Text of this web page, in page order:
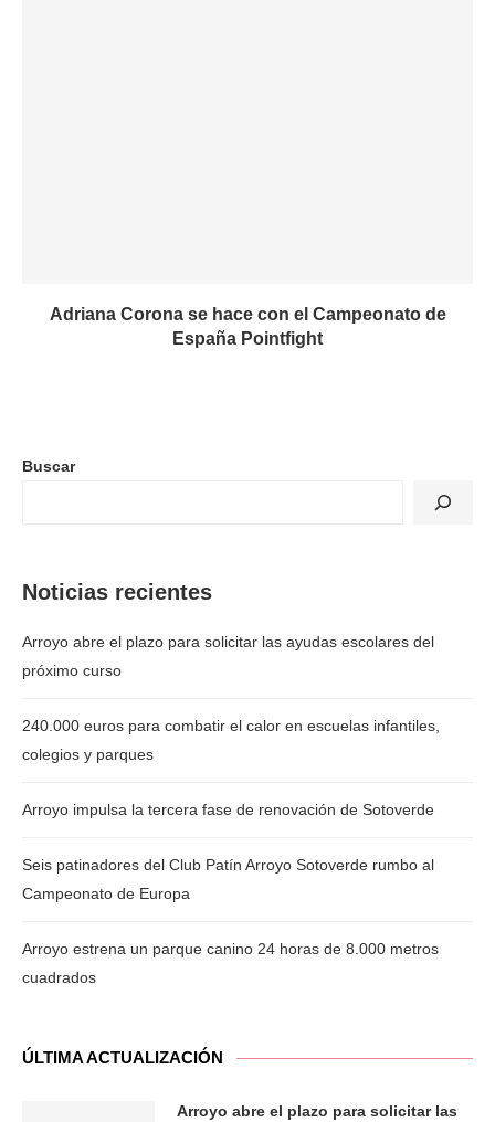
Adriana Corona se hace con el Campeonato de
España Pointfight
Buscar
Noticias recientes
Arroyo abre el plazo para solicitar las ayudas escolares del
próximo curso
240.000 euros para combatir el calor en escuelas infantiles,
colegios y parques
Arroyo impulsa la tercera fase de renovación de Sotoverde
Seis patinadores del Club Patín Arroyo Sotoverde rumbo al
Campeonato de Europa
Arroyo estrena un parque canino 24 horas de 8.000 metros
cuadrados
ÚLTIMA ACTUALIZACIÓN
Arroyo abre el plazo para solicitar las